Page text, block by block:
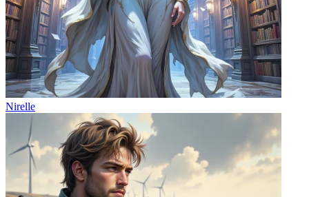
Nirelle